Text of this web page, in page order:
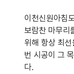
이천신원아침
보람찬 마무리
위해 항상 최
번 시공이 그
다.